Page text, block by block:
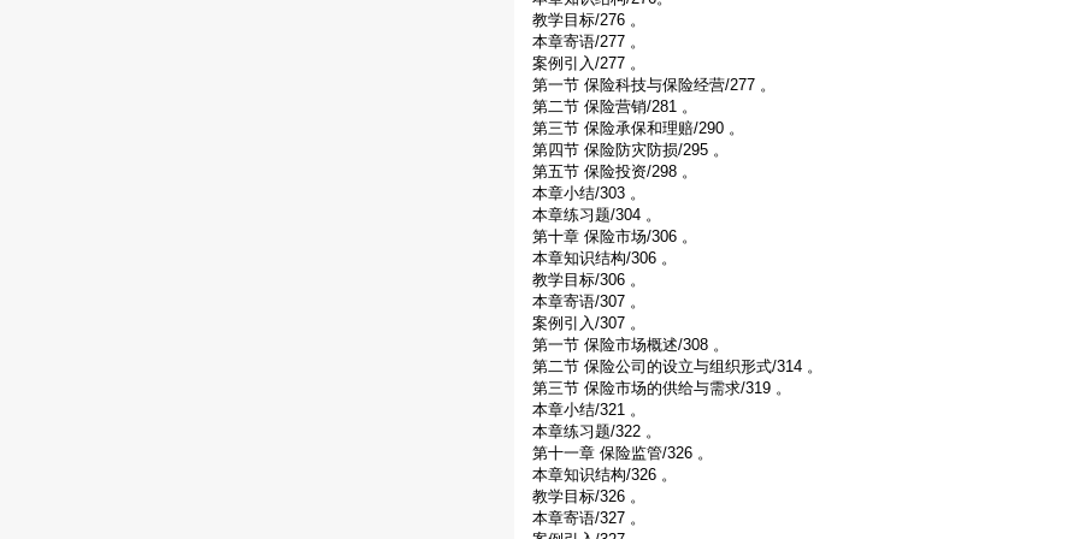
教学目标/276 。
本章寄语/277 。
案例引入/277 。
第一节 保险科技与保险经营/277 。
第二节 保险营销/281 。
第三节 保险承保和理赔/290 。
第四节 保险防灾防损/295 。
第五节 保险投资/298 。
本章小结/303 。
本章练习题/304 。
第十章 保险市场/306 。
本章知识结构/306 。
教学目标/306 。
本章寄语/307 。
案例引入/307 。
第一节 保险市场概述/308 。
第二节 保险公司的设立与组织形式/314 。
第三节 保险市场的供给与需求/319 。
本章小结/321 。
本章练习题/322 。
第十一章 保险监管/326 。
本章知识结构/326 。
教学目标/326 。
本章寄语/327 。